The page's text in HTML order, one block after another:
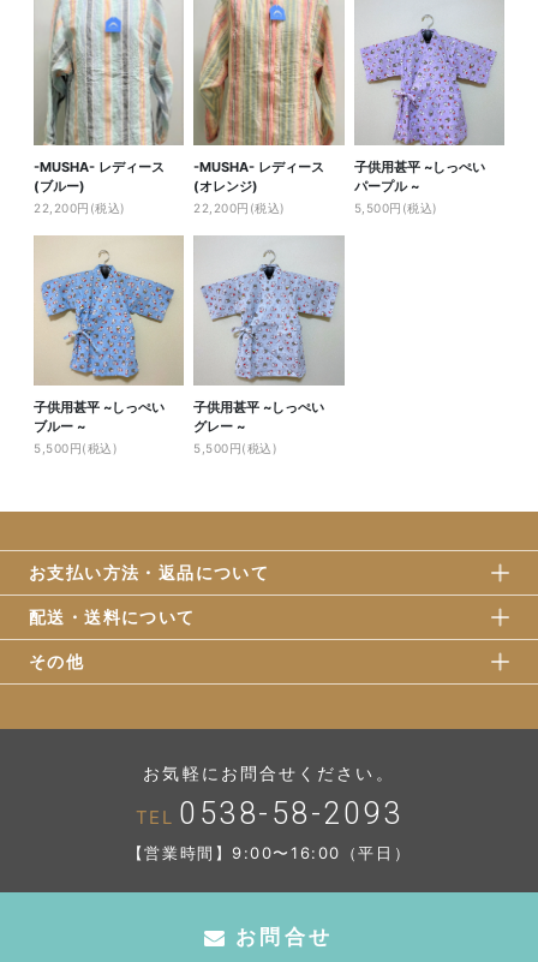
-MUSHA- レディース
(ブルー)
22,200円(税込)
-MUSHA- レディース
(オレンジ)
22,200円(税込)
子供用甚平 ~しっぺい
パープル ~
5,500円(税込)
子供用甚平 ~しっぺい
ブルー ~
5,500円(税込)
子供用甚平 ~しっぺい
グレー ~
5,500円(税込)
お支払い方法・返品について
配送・送料について
その他
お気軽にお問合せください。
TEL 0538-58-2093
【営業時間】9:00〜16:00（平日）
お問合せ